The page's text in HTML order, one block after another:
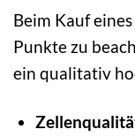
Beim Kauf
Punkte zu
ein qualitativ